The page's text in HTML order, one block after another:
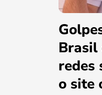
Brasil
redes
o site